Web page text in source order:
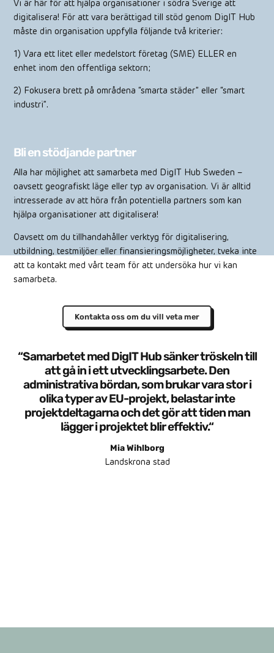
Vi är här för att hjälpa organisationer i södra Sverige att
digitalisera! För att vara berättigad till stöd genom DigIT Hub
måste din organisation uppfylla följande två kriterier:
1) Vara ett litet eller medelstort företag (SME) ELLER en
enhet inom den offentliga sektorn;
2) Fokusera brett på områdena “smarta städer” eller “smart
industri”.
Bli en stödjande partner
Alla har möjlighet att samarbeta med DigIT Hub Sweden –
oavsett geografiskt läge eller typ av organisation. Vi är alltid
intresserade av att höra från potentiella partners som kan
hjälpa organisationer att digitalisera!
Oavsett om du tillhandahåller verktyg för digitalisering,
utbildning, testmiljöer eller finansieringsmöjligheter, tveka inte
att ta kontakt med vårt team för att undersöka hur vi kan
samarbeta.
Kontakta oss om du vill veta mer
“Samarbetet med DigIT Hub sänker tröskeln till
att gå in i ett utvecklingsarbete. Den
administrativa bördan, som brukar vara stor i
olika typer av EU-projekt, belastar inte
projektdeltagarna och det gör att tiden man
lägger i projektet blir effektiv.“
Mia Wihlborg
Landskrona stad